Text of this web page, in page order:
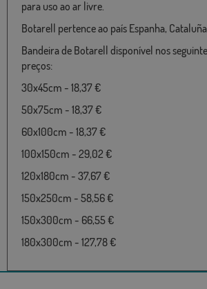
para uso ao ar livre.
Botarell pertence ao país Espanha,
Bandeira de Botarell disponível nos
preços:
30x45cm - 18,37 €
50x75cm - 18,37 €
60x100cm - 18,37 €
100x150cm - 29,02 €
120x180cm - 37,67 €
150x250cm - 58,56 €
150x300cm - 66,55 €
180x300cm - 127,78 €